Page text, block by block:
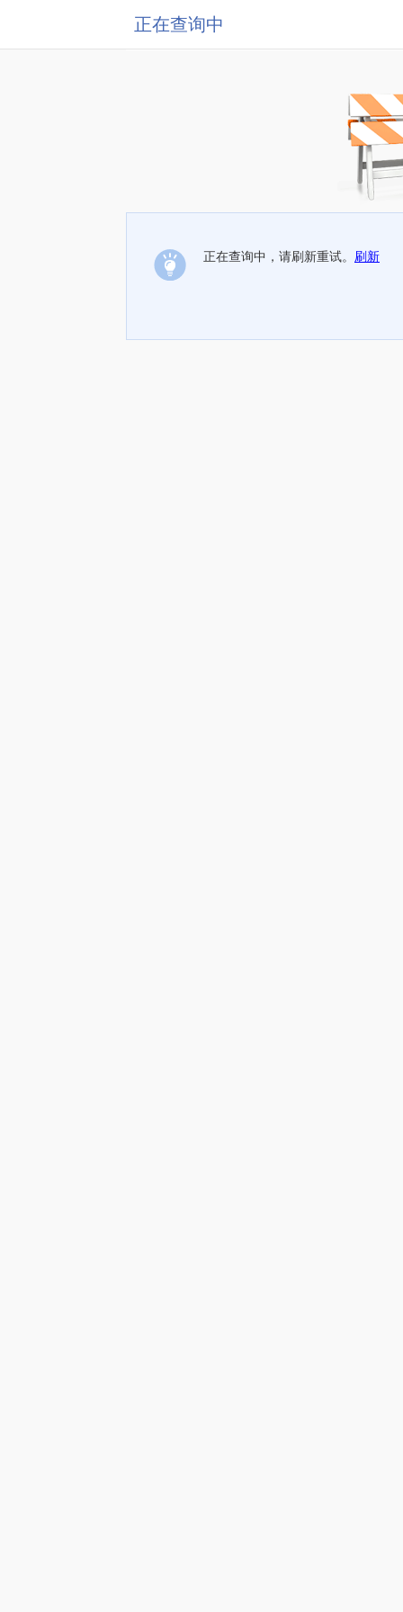
正在查询中
正在查询中，请刷新重试。 刷新